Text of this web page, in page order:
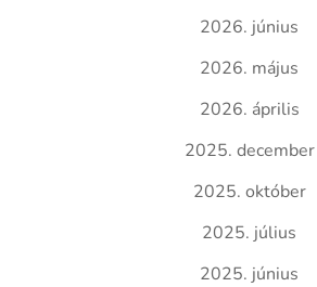
2026. június
2026. május
2026. április
2025. december
2025. október
2025. július
2025. június